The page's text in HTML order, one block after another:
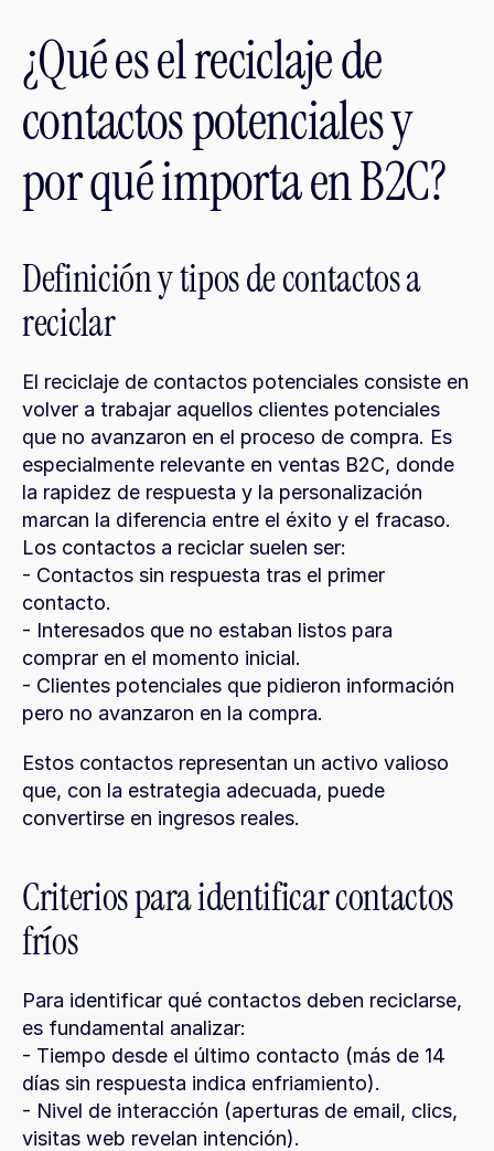
¿Qué es el reciclaje de
contactos potenciales y
por qué importa en B2C?
Definición y tipos de contactos a
reciclar
El reciclaje de contactos potenciales consiste en
volver a trabajar aquellos clientes potenciales
que no avanzaron en el proceso de compra. Es
especialmente relevante en ventas B2C, donde
la rapidez de respuesta y la personalización
marcan la diferencia entre el éxito y el fracaso.
Los contactos a reciclar suelen ser:
- Contactos sin respuesta tras el primer
contacto.
- Interesados que no estaban listos para
comprar en el momento inicial.
- Clientes potenciales que pidieron información
pero no avanzaron en la compra.
Estos contactos representan un activo valioso
que, con la estrategia adecuada, puede
convertirse en ingresos reales.
Criterios para identificar contactos
fríos
Para identificar qué contactos deben reciclarse,
es fundamental analizar:
- Tiempo desde el último contacto (más de 14
días sin respuesta indica enfriamiento).
- Nivel de interacción (aperturas de email, clics,
visitas web revelan intención).